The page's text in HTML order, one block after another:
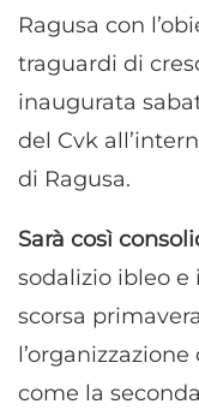
Ragusa con
traguardi di
inaugurata
del Cvk
di Ragusa.
Sarà così
sodalizio ibleo
scorsa
come la